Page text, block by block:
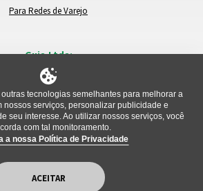
Para Redes de Varejo
Guia.Ltda:
Locais e Empresas
Trocar de Região
Relatar um Problema
© 2026. All Rights Reserved.
tecnologias semelhantes para melhorar a
nossos serviços, personalizar publicidade e
seu interesse. Ao utilizar nossos serviços, você
com tal monitoramento.
a nossa Política de Privacidade
ACEITAR